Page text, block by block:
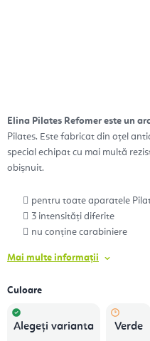
Elina Pilates Refomer este un arc
Pilates. Este fabricat din oțel
special echipat cu mai multă
obișnuit.
pentru toate aparatele
3 intensități diferite
nu conține carabiniere
Mai multe informații
Culoare
Alegeţi varianta Verde